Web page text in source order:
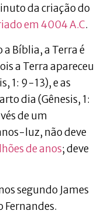
da criação do
em 4004 A.C.
Bíblia, a Terra é
a Terra apareceu
1: 9-13), e as
dia (Gênesis, 1:
de um
luz, não deve
de anos; deve
segundo James
Fernandes.